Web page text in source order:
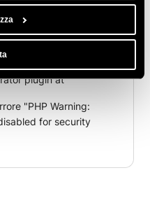
"The following
exist"
plugin at"
"PHP Warning:
for security